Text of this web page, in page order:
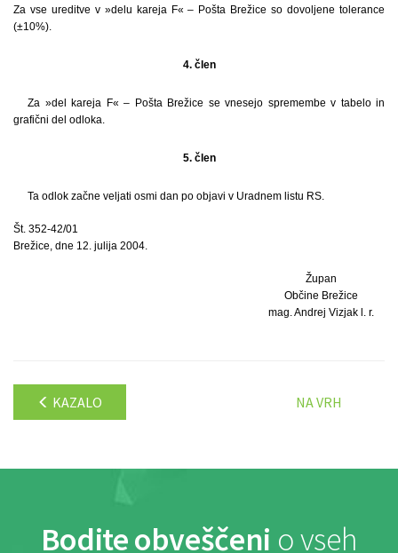
Za vse ureditve v »delu kareja F« – Pošta Brežice so dovoljene tolerance
(±10%).
4. člen
Za »del kareja F« – Pošta Brežice se vnesejo spremembe v tabelo in
grafični del odloka.
5. člen
Ta odlok začne veljati osmi dan po objavi v Uradnem listu RS.
Št. 352-42/01
Brežice, dne 12. julija 2004.
Župan
Občine Brežice
mag. Andrej Vizjak l. r.
KAZALO NA VRH
Bodite obveščeni o vseh